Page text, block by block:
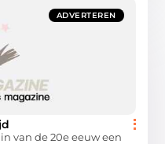
ADVERTEREN
van de 20e eeuw een